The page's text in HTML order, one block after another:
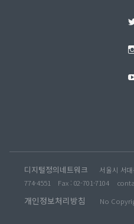
디지털정의네트워크 서울시 서
774-4551
Fax : 02-701-7104
개인정보처리방침 No